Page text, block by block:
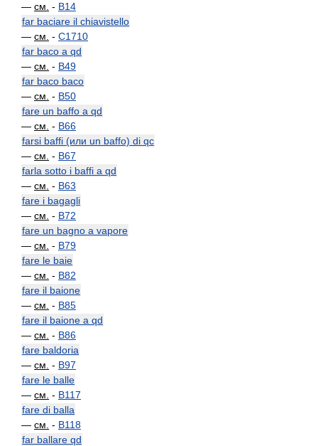
— см. - B14
far baciare il chiavistello
— см. - C1710
far baco a qd
— см. - B49
far baco baco
— см. - B50
fare un baffo a qd
— см. - B66
farsi baffi (или un baffo) di qc
— см. - B67
farla sotto i baffi a qd
— см. - B63
fare i bagagli
— см. - B72
fare un bagno a vapore
— см. - B79
fare le baie
— см. - B82
fare il baione
— см. - B85
fare il baione a qd
— см. - B86
fare baldoria
— см. - B97
fare le balle
— см. - B117
fare di balla
— см. - B118
far ballare qd